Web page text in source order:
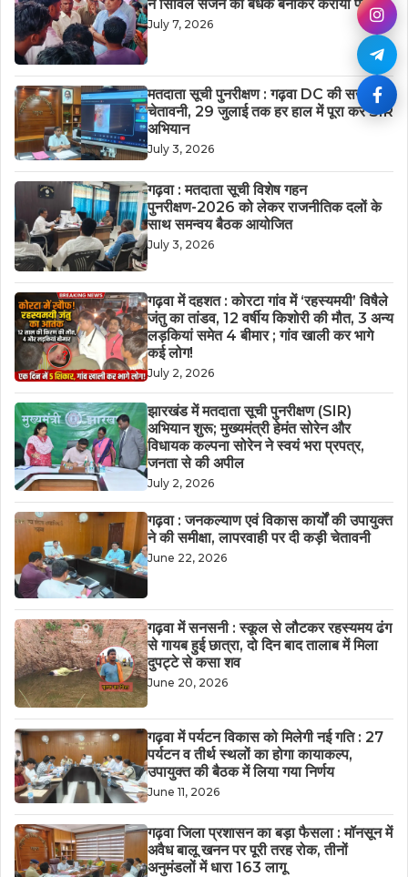
ने सिविल सर्जन को बंधक बनाकर कराया फैसला
July 7, 2026
मतदाता सूची पुनरीक्षण : गढ़वा DC की सख्त
चेतावनी, 29 जुलाई तक हर हाल में पूरा करें SIR
अभियान
July 3, 2026
गढ़वा : मतदाता सूची विशेष गहन
पुनरीक्षण-2026 को लेकर राजनीतिक दलों के
साथ समन्वय बैठक आयोजित
July 3, 2026
गढ़वा में दहशत : कोरटा गांव में ‘रहस्यमयी’ विषैले
जंतु का तांडव, 12 वर्षीय किशोरी की मौत, 3 अन्य
लड़कियां समेत 4 बीमार ; गांव खाली कर भागे
कई लोग!
July 2, 2026
झारखंड में मतदाता सूची पुनरीक्षण (SIR)
अभियान शुरू; मुख्यमंत्री हेमंत सोरेन और
विधायक कल्पना सोरेन ने स्वयं भरा प्रपत्र,
जनता से की अपील
July 2, 2026
गढ़वा : जनकल्याण एवं विकास कार्यों की उपायुक्त
ने की समीक्षा, लापरवाही पर दी कड़ी चेतावनी
June 22, 2026
गढ़वा में सनसनी : स्कूल से लौटकर रहस्यमय ढंग
से गायब हुई छात्रा, दो दिन बाद तालाब में मिला
दुपट्टे से कसा शव
June 20, 2026
गढ़वा में पर्यटन विकास को मिलेगी नई गति : 27
पर्यटन व तीर्थ स्थलों का होगा कायाकल्प,
उपायुक्त की बैठक में लिया गया निर्णय
June 11, 2026
गढ़वा जिला प्रशासन का बड़ा फैसला : मॉनसून में
अवैध बालू खनन पर पूरी तरह रोक, तीनों
अनुमंडलों में धारा 163 लागू